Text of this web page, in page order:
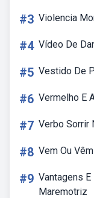
#3 Violencia
#4 Vídeo De
#5 Vestido De
#6 Vermelho E
#7 Verbo Sorrir
#8 Vem Ou
#9 Vantagens
Maremotriz